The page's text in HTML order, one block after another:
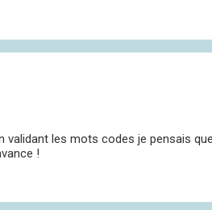
validant les mots codes je pensais
!